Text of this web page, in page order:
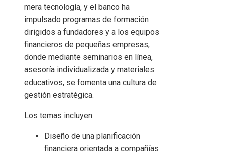
mera tecnología, y el banco ha
impulsado programas de formación
dirigidos a fundadores y a los equipos
financieros de pequeñas empresas,
donde mediante seminarios en línea,
asesoría individualizada y materiales
educativos, se fomenta una cultura de
gestión estratégica.
Los temas incluyen:
Diseño de una planificación
financiera orientada a compañías